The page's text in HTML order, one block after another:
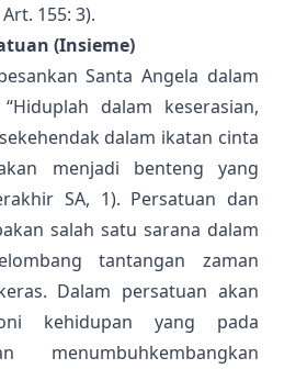
155: 3).
(Insieme)
Santa Angela dalam
dalam keserasian,
dalam ikatan cinta
menjadi benteng yang
SA, 1). Persatuan dan
salah satu sarana dalam
tantangan zaman
Dalam persatuan akan
kehidupan yang pada
menumbuhkembangkan